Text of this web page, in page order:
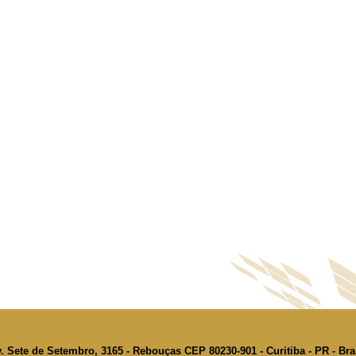
Sete de Setembro, 3165 - Rebouças CEP 80230-901 - Curitiba - PR -